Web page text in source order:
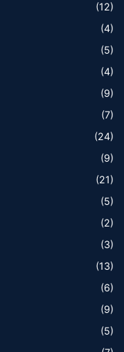
(12)
(4)
(5)
(4)
(9)
(7)
(24)
(9)
(21)
(5)
(2)
(3)
(13)
(6)
(9)
(5)